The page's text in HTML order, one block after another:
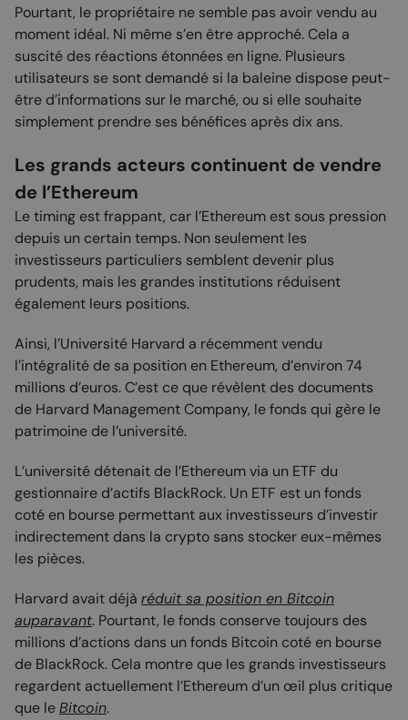
Pourtant, le propriétaire ne semble pas avoir vendu au
moment idéal. Ni même s’en être approché. Cela a
suscité des réactions étonnées en ligne. Plusieurs
utilisateurs se sont demandé si la baleine dispose peut-
être d’informations sur le marché, ou si elle souhaite
simplement prendre ses bénéfices après dix ans.
Les grands acteurs continuent de vendre
de l’Ethereum
Le timing est frappant, car l’Ethereum est sous pression
depuis un certain temps. Non seulement les
investisseurs particuliers semblent devenir plus
prudents, mais les grandes institutions réduisent
également leurs positions.
Ainsi, l’Université Harvard a récemment vendu
l’intégralité de sa position en Ethereum, d’environ 74
millions d’euros. C’est ce que révèlent des documents
de Harvard Management Company, le fonds qui gère le
patrimoine de l’université.
L’université détenait de l’Ethereum via un ETF du
gestionnaire d’actifs BlackRock. Un ETF est un fonds
coté en bourse permettant aux investisseurs d’investir
indirectement dans la crypto sans stocker eux-mêmes
les pièces.
Harvard avait déjà réduit sa position en Bitcoin
auparavant. Pourtant, le fonds conserve toujours des
millions d’actions dans un fonds Bitcoin coté en bourse
de BlackRock. Cela montre que les grands investisseurs
regardent actuellement l’Ethereum d’un œil plus critique
que leBitcoin.